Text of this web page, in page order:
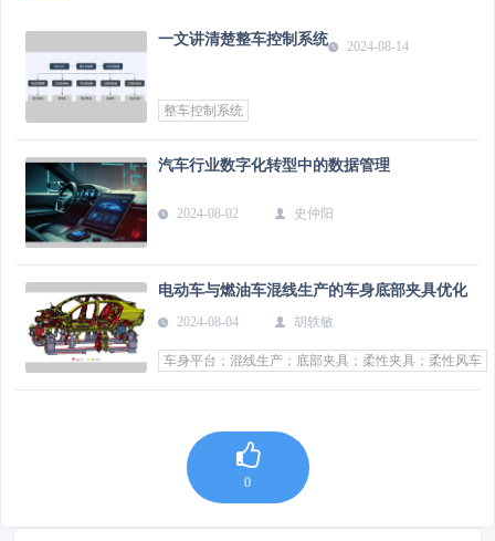
一文讲清楚整车控制系统 2024-08-14
整车控制系统
汽车行业数字化转型中的数据管理
2024-08-02 史仲阳
电动车与燃油车混线生产的车身底部夹具优化
2024-08-04 胡轶敏
车身平台；混线生产；底部夹具；柔性夹具；柔性风车
0